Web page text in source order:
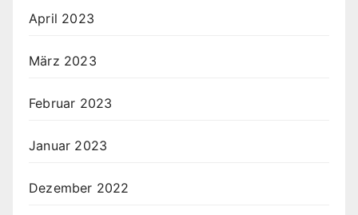
April 2023
März 2023
Februar 2023
Januar 2023
Dezember 2022